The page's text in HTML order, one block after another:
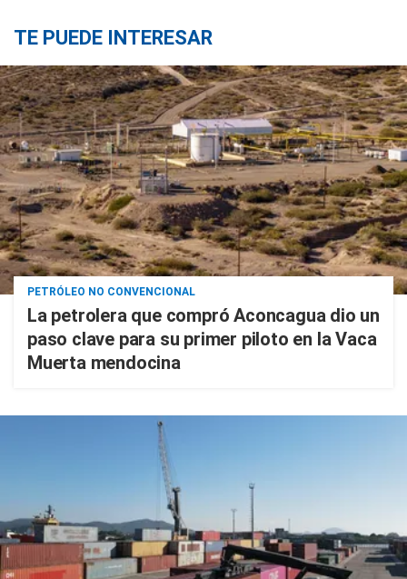
TE PUEDE INTERESAR
PETRÓLEO NO CONVENCIONAL
La petrolera que compró Aconcagua dio un
paso clave para su primer piloto en la Vaca
Muerta mendocina